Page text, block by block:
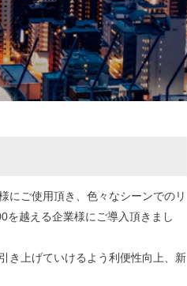
にご使用頂き、色々なシーンでのリ
を越える企業様にご導入頂きまし
き上げていけるよう利便性向上、新